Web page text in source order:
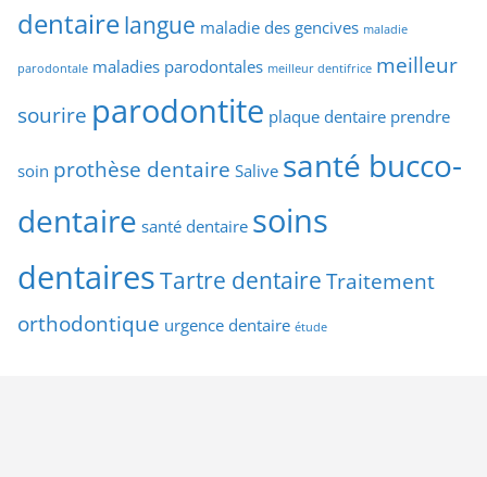
dentairelangue maladie des gencives maladie
parodontale maladies parodontales meilleur dentifrice meilleur
sourire parodontite plaque dentaire prendre
soin prothèse dentaire Salive santé bucco-
dentaire santé dentaire soins
dentairesTartre dentaire Traitement
orthodontique urgence dentaire étude